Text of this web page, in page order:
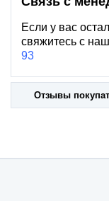
Если у вас
свяжитесь с
93
Отзывы